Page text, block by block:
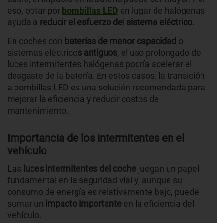
eso, optar por bombillas LED en lugar de halógenas
ayuda a reducir el esfuerzo del sistema eléctrico.
En coches con baterías de menor capacidad o
sistemas eléctricos antiguos, el uso prolongado de
luces intermitentes halógenas podría acelerar el
desgaste de la batería. En estos casos, la transición
a bombillas LED es una solución recomendada para
mejorar la eficiencia y reducir costos de
mantenimiento.
Importancia de los intermitentes en el
vehículo
Las luces intermitentes del coche juegan un papel
fundamental en la seguridad vial y, aunque su
consumo de energía es relativamente bajo, puede
sumar un impacto importante en la eficiencia del
vehículo.